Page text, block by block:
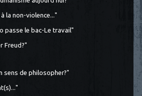
la non-violence..."
passe le bac-Le travail"
Freud?"
sens de philosopher?"